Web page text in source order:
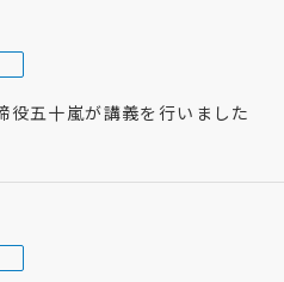
役五十嵐が講義を行いました